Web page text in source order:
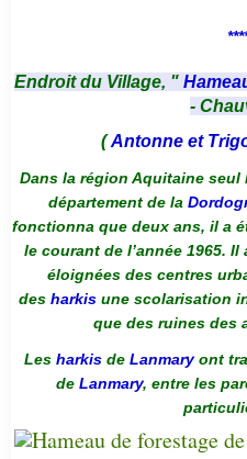
Endroit du Village, "
-
(Antonne et
Dans la région Aquitaine seul
département de la
fonctionna que deux ans, il a
le courant de l’année 1965.
éloignées des centres
des harkis une scolarisation
que des ruines des
Les harkis de Lanmaryont
de Lanmary, entre les